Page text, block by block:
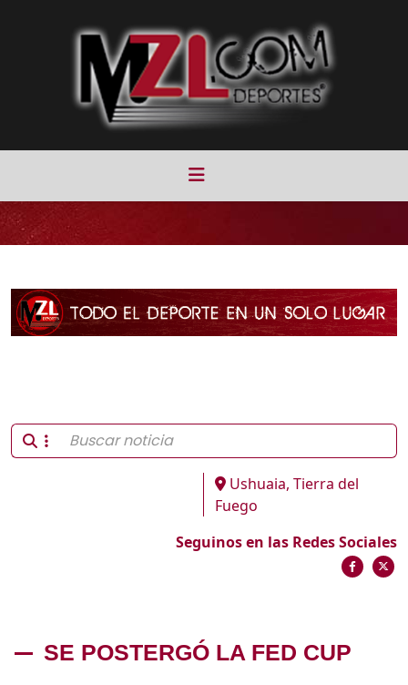
Ushuaia, Tierra del
Fuego
Seguinos en las Redes Sociales
SE POSTERGÓ LA FED CUP